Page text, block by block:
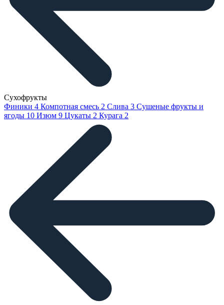
Сухофрукты
Финики 4 Компотная смесь 2 Слива 3 Сушеные фрукты и
ягоды 10 Изюм 9 Цукаты 2 Курага 2